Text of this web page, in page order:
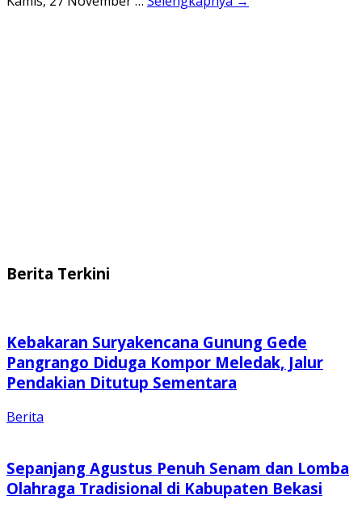
Berita Terkini
Kebakaran Suryakencana Gunung Gede
Pangrango Diduga Kompor Meledak, Jalur
Pendakian Ditutup Sementara
Berita
Sepanjang Agustus Penuh Senam dan Lomba
Olahraga Tradisional di Kabupaten Bekasi